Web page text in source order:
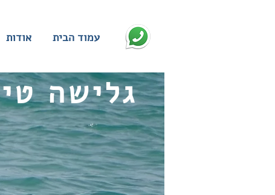
עמוד הבית אודות
גלישה